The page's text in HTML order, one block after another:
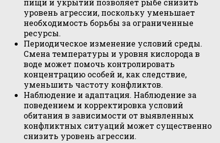
пищи и укрытий позволяет рыбе снизить
уровень агрессии, поскольку уменьшает
необходимость борьбы за ограниченные
ресурсы.
Периодическое изменение условий среды.
Смена температуры и уровня кислорода в
воде может помочь контролировать
концентрацию особей и, как следствие,
уменьшить частоту конфликтов.
Наблюдение и адаптация. Наблюдение за
поведением и корректировка условий
обитания в зависимости от выявленных
конфликтных ситуаций может существенно
снизить уровень агрессии.